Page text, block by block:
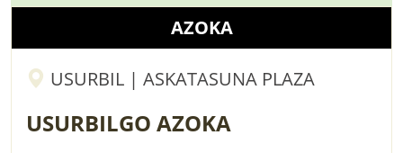
AZOKA
USURBIL | ASKATASUNA PLAZA
USURBILGO AZOKA